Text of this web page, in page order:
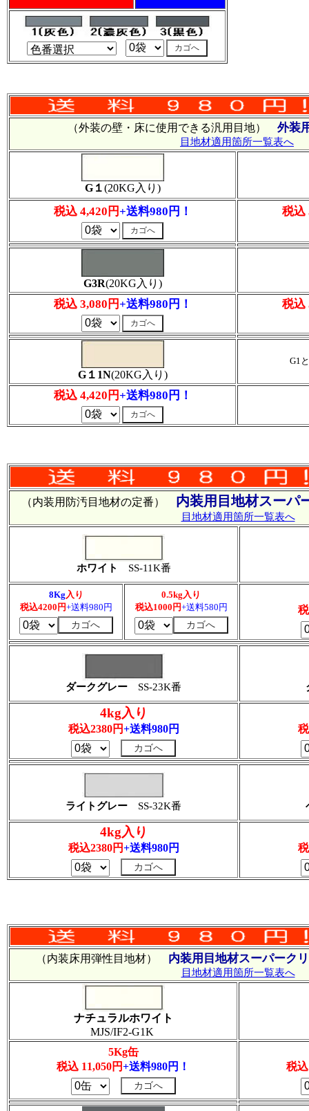
（内装用防汚目地材の定番） 内装用目地材スーパ
目地材適用箇所一覧表へ
ホワイト SS-11K番
8Kg入り
税込4200円+送料980円
0.5kg入り
税込1000円+送料580円
ダークグレー SS-23K番
4kg入り
税込2380円+送料980円
ライトグレー SS-32K番
4kg入り
税込2380円+送料980円
（外装の壁・床に使用できる汎用目地） 外装
目地材適用箇所一覧表へ
G１(20KG入り)
税込 4,420円+送料980円！ 税込
G3R(20KG入り)
税込 3,080円+送料980円！ 税込
G１1N(20KG入り)
G1
税込 4,420円+送料980円！
（内装床用弾性目地材） 内装用目地材スーパーク
目地材適用箇所一覧表へ
ナチュラルホワイト
MJS/IF2-G1K
5Kg缶
税込 11,050円+送料980円！ 税